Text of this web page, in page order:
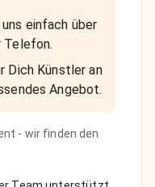
einfach über
Telefon.
Dich Künstler an
Angebot.
- wir finden den